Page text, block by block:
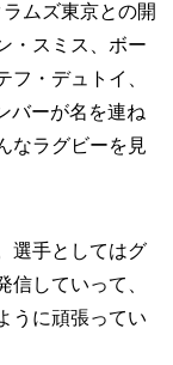
ムズ東京との開
・スミス、ボー
フ・デュトイ、
バーが名を連ね
なラグビーを見
選手としてはグ
していって、
うに頑張ってい